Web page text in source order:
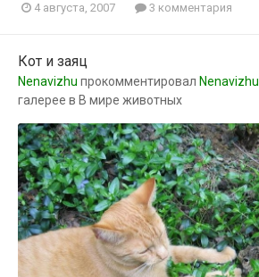
4 августа, 2007 3 комментария
Кот и заяц
Nenavizhu прокомментировал Nenavizhu
галерее в В мире животных